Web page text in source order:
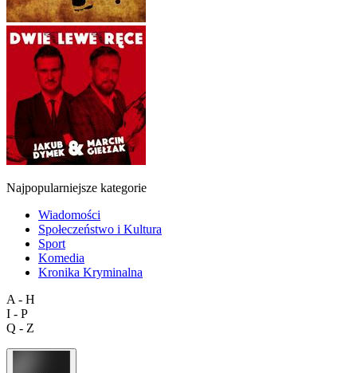
Najpopularniejsze kategorie
Wiadomości
Społeczeństwo i Kultura
Sport
Komedia
Kronika Kryminalna
A - H
I - P
Q - Z